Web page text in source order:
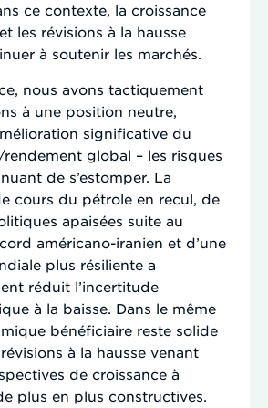
ce contexte, la croissance
les révisions à la hausse
à soutenir les marchés.
nous avons tactiquement
à une position neutre,
significative du
global – les risques
de s’estomper. La
cours du pétrole en recul, de
apaisées suite au
américano-iranien et d’une
plus résiliente a
réduit l’incertitude
à la baisse. Dans le même
bénéficiaire reste solide
à la hausse venant
de croissance à
plus en plus constructives.